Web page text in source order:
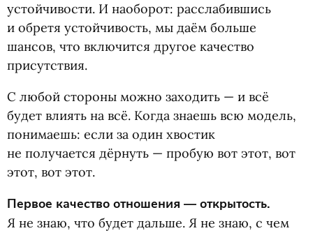
устойчивости. И наоборот: расслабившись
и обретя устойчивость, мы даём больше
шансов, что включится другое качество
присутствия.
С любой стороны можно заходить — и всё
будет влиять на всё. Когда знаешь всю модель,
понимаешь: если за один хвостик
не получается дёрнуть — пробую вот этот, вот
этот, вот этот.
Первое качество отношения — открытость.
Я не знаю, что будет дальше. Я не знаю, с чем